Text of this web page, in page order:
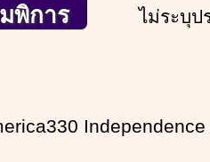
พิการ ไม่ระบุป